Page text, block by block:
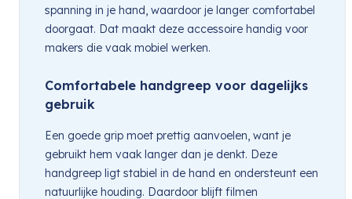
spanning in je hand, waardoor je langer comfortabel
doorgaat. Dat maakt deze accessoire handig voor
makers die vaak mobiel werken.
Comfortabele handgreep voor dagelijks
gebruik
Een goede grip moet prettig aanvoelen, want je
gebruikt hem vaak langer dan je denkt. Deze
handgreep ligt stabiel in de hand en ondersteunt een
natuurlijke houding. Daardoor blijft filmen